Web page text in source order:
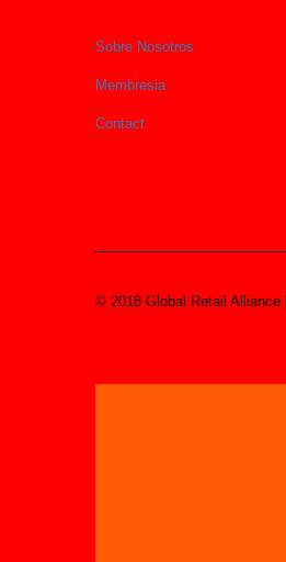
Sobre Nosotros
Membresia
Contact
© 2018 Global Retail Alliance |